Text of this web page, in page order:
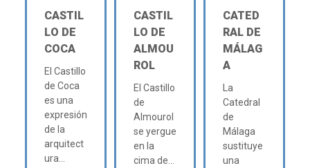
CASTIL
LO DE
COCA
El Castillo
de Coca
es una
expresión
de la
arquitect
ura...
CASTIL
LO DE
ALMOU
ROL
El Castillo
de
Almourol
se yergue
en la
cima de...
CATED
RAL DE
MÁLAG
A
La
Catedral
de
Málaga
sustituye
una